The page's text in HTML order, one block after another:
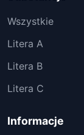
Wszystkie
Litera A
Litera B
Litera C
Informacje